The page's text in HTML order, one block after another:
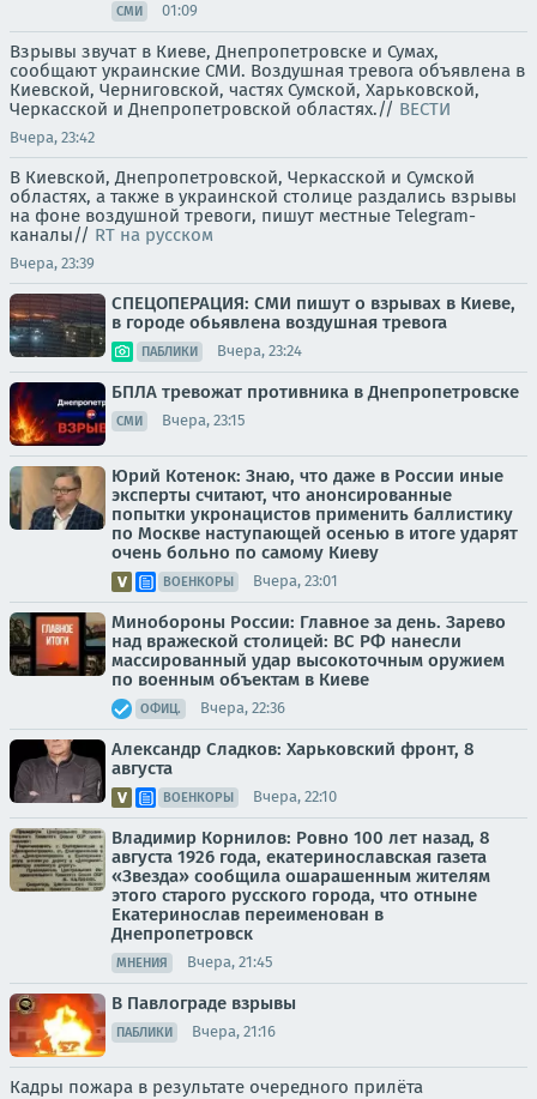
СМИ 01:09
Взрывы звучат в Киеве, Днепропетровске и Сумах,
сообщают украинские СМИ. Воздушная тревога объявлена в
Киевской, Черниговской, частях Сумской, Харьковской,
Черкасской и Днепропетровской областях.// ВЕСТИ
Вчера, 23:42
В Киевской, Днепропетровской, Черкасской и Сумской
областях, а также в украинской столице раздались взрывы
на фоне воздушной тревоги, пишут местные Telegram-
каналы// RT на русском
Вчера, 23:39
СПЕЦОПЕРАЦИЯ: СМИ пишут о взрывах в Киеве,
в городе обьявлена воздушная тревога
ПАБЛИКИ Вчера, 23:24
БПЛА тревожат противника в Днепропетровске
СМИ Вчера, 23:15
Юрий Котенок: Знаю, что даже в России иные
эксперты считают, что анонсированные
попытки укронацистов применить баллистику
по Москве наступающей осенью в итоге ударят
очень больно по самому Киеву
ВОЕНКОРЫ Вчера, 23:01
Минобороны России: Главное за день. Зарево
над вражеской столицей: ВС РФ нанесли
массированный удар высокоточным оружием
по военным объектам в Киеве
ОФИЦ. Вчера, 22:36
Александр Сладков: Харьковский фронт, 8
августа
ВОЕНКОРЫ Вчера, 22:10
Владимир Корнилов: Ровно 100 лет назад, 8
августа 1926 года, екатеринославская газета
«Звезда» сообщила ошарашенным жителям
этого старого русского города, что отныне
Екатеринослав переименован в
Днепропетровск
МНЕНИЯ Вчера, 21:45
В Павлограде взрывы
ПАБЛИКИ Вчера, 21:16
Кадры пожара в результате очередного прилёта